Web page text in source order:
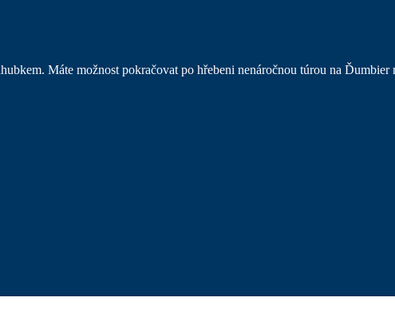
Máte možnost pokračovat po hřebeni nenáročnou túrou na Ďumbier